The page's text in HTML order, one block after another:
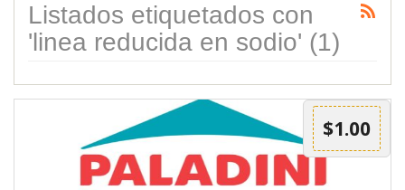
Listados etiquetados con
'linea reducida en sodio' (1)
$1.00